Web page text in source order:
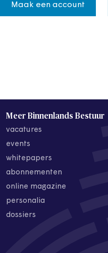
Maak een account
Meer Binnenlands Bestuur
vacatures
events
whitepapers
abonnementen
online magazine
personalia
dossiers